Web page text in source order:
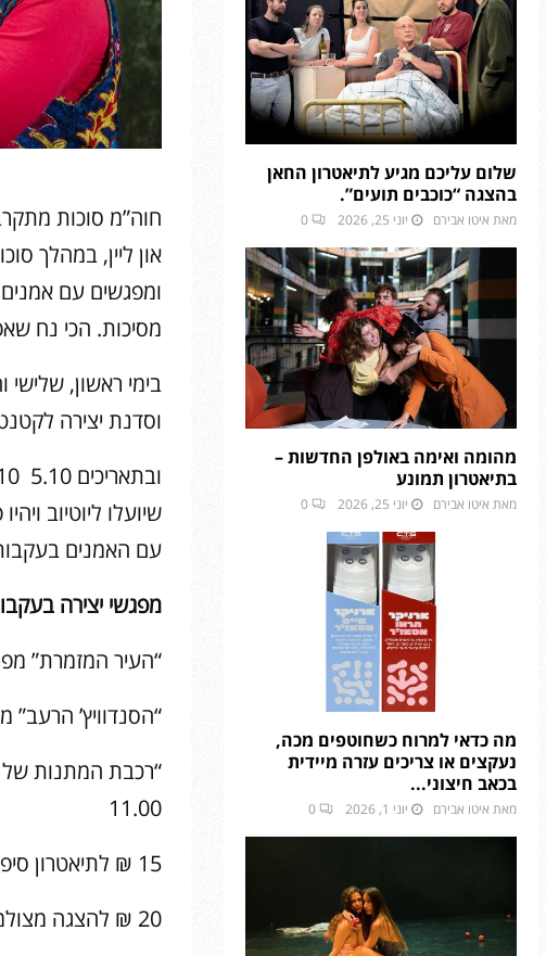
חוה”מ סוכות
און ליין, במהלך
ומפגשים עם
מסיכות. הכי נח
וסדנת יצירה
עם האמנים
מפגשי יצירה
“העיר המזמרת” מפגש עם
“הסנדוויץ’ הרעב” מפגש
11.00
15 ₪ לתיאטרון סיפור + סדנת יצירה
20 ₪ להצגה מצולמת + מפגש ויצירה בעקבות ההצגה
שלום עליכם מגיע לתיאטרון החאן
בהצגה “כוכבים תועים”.
מאת איטו אבירם יוני 25, 2026 0
מהומה ואימה באולפן החדשות –
בתיאטרון תמונע
מאת איטו אבירם יוני 25, 2026 0
מה כדאי למרוח כשחוטפים מכה,
נעקצים או צריכים עזרה מיידית
בכאב חיצוני...
מאת איטו אבירם יוני 1, 2026 0